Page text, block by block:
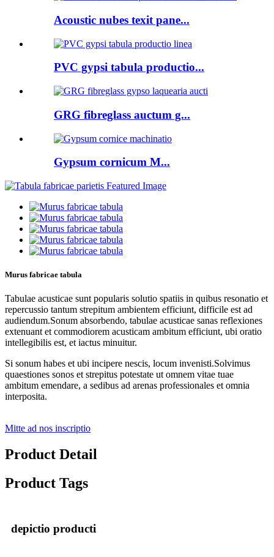
Acoustic nubes texit pane...
PVC gypsi tabula productio...
GRG fibreglass auctum g...
Gypsum cornicum M...
Murus fabricae tabula
Tabulae acusticae sunt popularis solutio spatiis in quibus resonatio et
repercussio tantum strepitum ambientem efficiunt, difficile est ad
audiendum.Sonum absorbendo, tabulae acusticae sanas reflexiones
extenuant et commodiorem acusticam ambitum efficiunt, ubi oratio
intellegibilis est, et iactus minuitur.
Si sonum habes et ubi incipere nescis, locum invenisti.Solvimus
quaestiones sonos et strepitus potestate ut omnem vitae tuae
ambitum emendare, a sedibus ad arenas professionales et omnia
interposita.
Mitte ad nos inscriptio
Product Detail
Product Tags
depictio producti